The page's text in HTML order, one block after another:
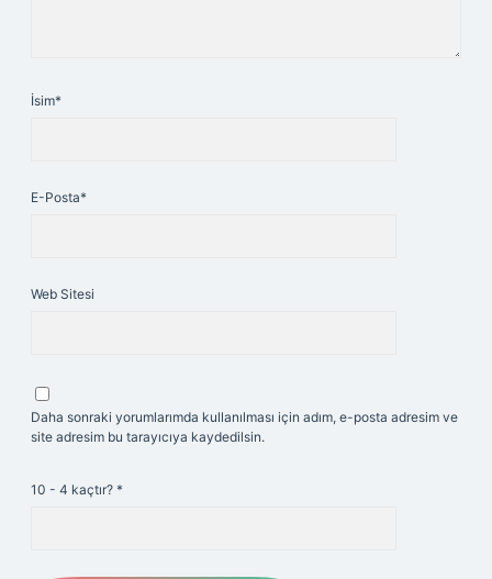
İsim*
E-Posta*
Web Sitesi
Daha sonraki yorumlarımda kullanılması için adım, e-posta adresim ve
site adresim bu tarayıcıya kaydedilsin.
10 - 4 kaçtır? *